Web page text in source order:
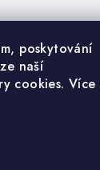
poskytování
naší
cookies. Více